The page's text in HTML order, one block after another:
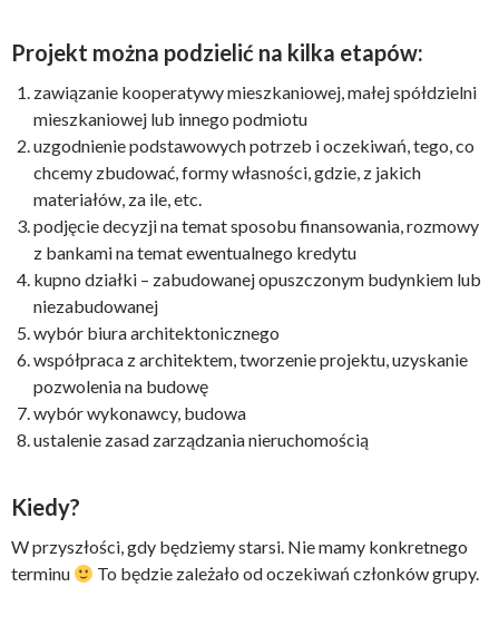
Projekt można podzielić na kilka etapów:
zawiązanie kooperatywy mieszkaniowej, małej spółdzielni
mieszkaniowej lub innego podmiotu
uzgodnienie podstawowych potrzeb i oczekiwań, tego, co
chcemy zbudować, formy własności, gdzie, z jakich
materiałów, za ile, etc.
podjęcie decyzji na temat sposobu finansowania, rozmowy
z bankami na temat ewentualnego kredytu
kupno działki – zabudowanej opuszczonym budynkiem lub
niezabudowanej
wybór biura architektonicznego
współpraca z architektem, tworzenie projektu, uzyskanie
pozwolenia na budowę
wybór wykonawcy, budowa
ustalenie zasad zarządzania nieruchomością
Kiedy?
W przyszłości, gdy będziemy starsi. Nie mamy konkretnego
terminu
To będzie zależało od oczekiwań członków grupy.